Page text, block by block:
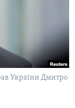
України Дмитро